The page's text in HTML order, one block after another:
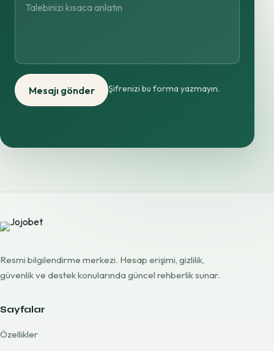
Mesajı gönder Şifrenizi bu forma yazmayın.
Resmi bilgilendirme merkezi. Hesap erişimi, gizlilik,
güvenlik ve destek konularında güncel rehberlik sunar.
Sayfalar
Özellikler